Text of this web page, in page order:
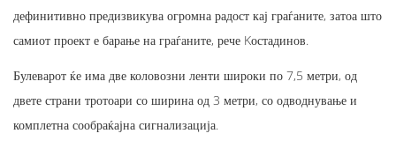
дефинитивно предизвикува огромна радост кај граѓаните, затоа што
самиот проект е барање на граѓаните, рече Kостадинов.
Булеварот ќе има две коловозни ленти широки по 7,5 метри, од
двете страни тротоари со ширина од 3 метри, со одводнување и
комплетна сообраќајна сигнализација.